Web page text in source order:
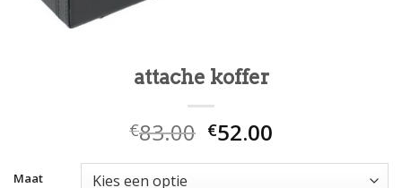
attache koffer
€83.00 €52.00
Maat